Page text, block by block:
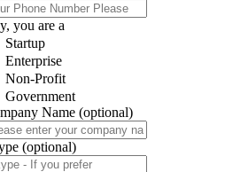
you are a
Startup
Enterprise
Non-Profit
Government
Name (optional)
(optional)